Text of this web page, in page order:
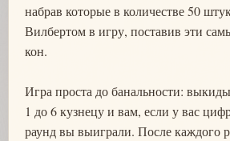
набрав которые в количестве 50
Вилбертом в игру, поставив эти
кон.
Игра проста до банальности:
1 до 6 кузнецу и вам, если у вас
раунд вы выиграли. После каждого